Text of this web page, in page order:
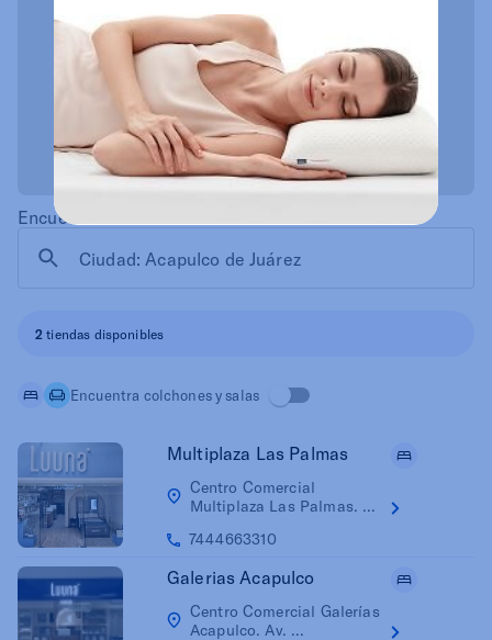
Encuentra una tienda de colchones cerca de ti
2 tiendas disponibles
Encuentra colchones y salas
Multiplaza Las Palmas
Centro Comercial
Multiplaza Las Palmas. ...
7444663310
Galerias Acapulco
Centro Comercial Galerías
Acapulco. Av. ...